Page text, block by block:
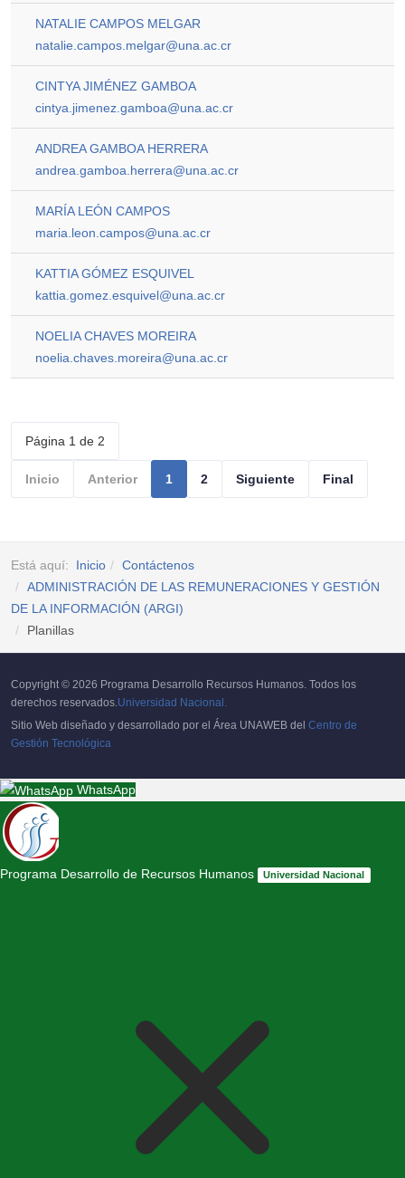
NATALIE CAMPOS MELGAR
natalie.campos.melgar@una.ac.cr
CINTYA JIMÉNEZ GAMBOA
cintya.jimenez.gamboa@una.ac.cr
ANDREA GAMBOA HERRERA
andrea.gamboa.herrera@una.ac.cr
MARÍA LEÓN CAMPOS
maria.leon.campos@una.ac.cr
KATTIA GÓMEZ ESQUIVEL
kattia.gomez.esquivel@una.ac.cr
NOELIA CHAVES MOREIRA
noelia.chaves.moreira@una.ac.cr
Página 1 de 2
Inicio Anterior 1 2 Siguiente Final
Está aquí: Inicio
Contáctenos
ADMINISTRACIÓN DE LAS REMUNERACIONES Y GESTIÓN
DE LA INFORMACIÓN (ARGI)
Planillas
Copyright © 2026 Programa Desarrollo Recursos Humanos. Todos los
derechos reservados.Universidad Nacional.
Sitio Web diseñado y desarrollado por el Área UNAWEB del Centro de
Gestión Tecnológica
WhatsApp
Programa Desarrollo de Recursos Humanos Universidad Nacional